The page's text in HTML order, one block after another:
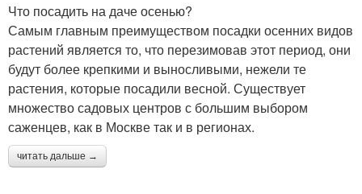
Что посадить на даче осенью?
Самым главным преимуществом посадки осенних видов
растений является то, что перезимовав этот период, они
будут более крепкими и выносливыми, нежели те
растения, которые посадили весной. Существует
множество садовых центров с большим выбором
саженцев, как в Москве так и в регионах.
читать дальше →